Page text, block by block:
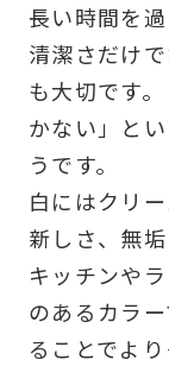
長い時間を
清潔さだけ
も大切です
かない」と
うです。
白にはクリ
新しさ、無
キッチンや
のあるカラ
ることでよ